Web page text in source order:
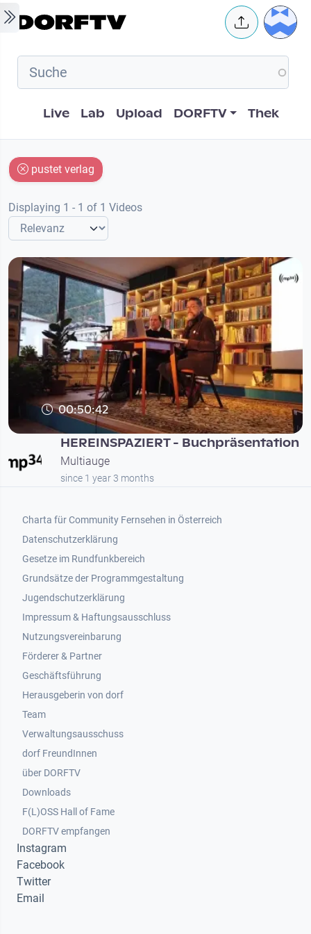
Skip to main content User
Hauptnavigation
Live Lab Upload DORFTV Thek
pustet verlag
Displaying 1 - 1 of 1 Videos
00:50:42
HEREINSPAZIERT - Buchpräsentation
Multiauge
since 1 year 3 months
Footer 1
Charta für Community Fernsehen in Österreich
Datenschutzerklärung
Gesetze im Rundfunkbereich
Grundsätze der Programmgestaltung
Jugendschutzerklärung
Impressum & Haftungsausschluss
Nutzungsvereinbarung
Footer 2
Förderer & Partner
Geschäftsführung
Herausgeberin von dorf
Team
Verwaltungsausschuss
dorf FreundInnen
Footer 3
über DORFTV
Downloads
F(L)OSS Hall of Fame
Footer 4
DORFTV empfangen
Instagram
Facebook
Twitter
Email